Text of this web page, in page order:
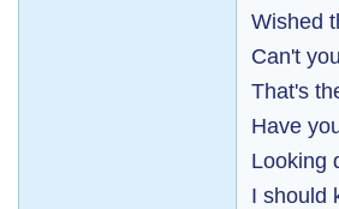
Wished
Can't
That's
Have
Looking
I should